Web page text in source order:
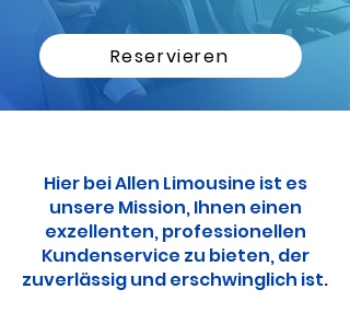
Reservieren
Hier bei Allen Limousine ist es
unsere Mission, Ihnen einen
exzellenten, professionellen
Kundenservice zu bieten, der
zuverlässig und erschwinglich ist.